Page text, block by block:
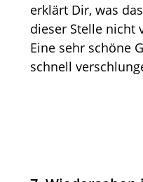
erklärt Dir, was
dieser Stelle nicht
Eine sehr schöne
schnell